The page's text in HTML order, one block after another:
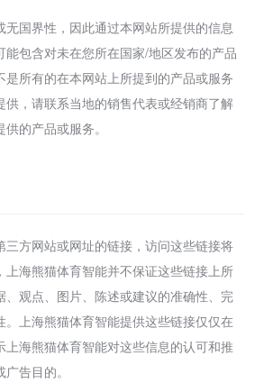
无国界性，因此通过本网站所提供的信息
能包含对未在您所在国家/地区发布的产品
是所有的在本网站上所提到的产品或服务
供，请联系当地的销售代表或经销商了解
的产品或服务。
三方网站或网址的链接，访问这些链接将
上海熊猫体育智能并不保证这些链接上所
、观点、图片、陈述或建议的准确性、完
。上海熊猫体育智能提供这些链接仅仅在
上海熊猫体育智能对这些信息的认可和推
告目的。